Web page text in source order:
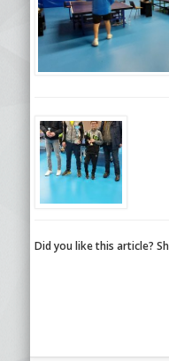
Did you like this article?